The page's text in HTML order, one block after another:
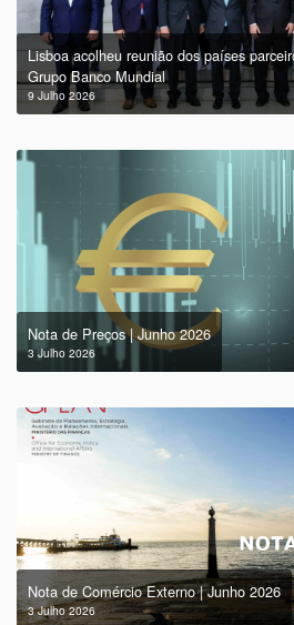
Lisboa acolheu reunião dos países
Grupo Banco Mundial
9 Julho 2026
Nota de Preços | Junho 2026
3 Julho 2026
Nota de Comércio Externo | Junho 2026
3 Julho 2026